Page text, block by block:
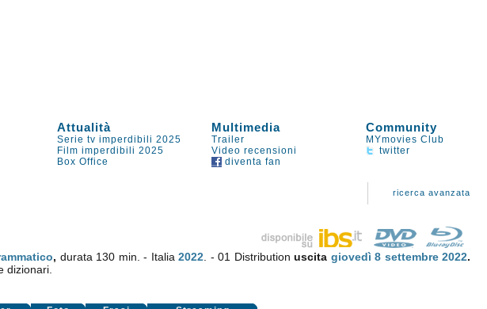
Attualità Multimedia Community
Serie tv imperdibili 2025 Trailer
MYmovies Club
Film imperdibili 2025 Video recensioni
twitter
Box Office diventa fan
ricerca avanzata
, durata 130 min. - Italia2022 . - 01 Distributionuscita giovedì 8 settembre 2022.
dizionari.